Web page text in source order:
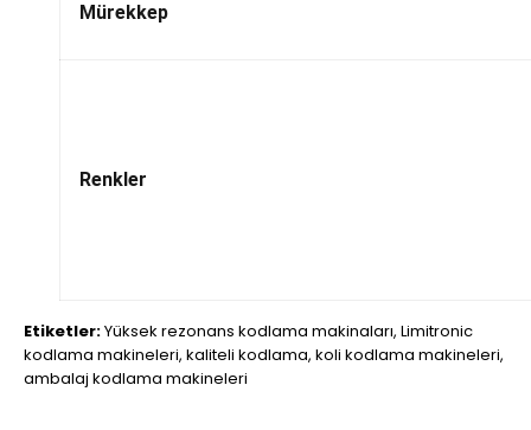
Mürekkep
Renkler
Etiketler:Yüksek rezonans kodlama makinaları, Limitronic
kodlama makineleri, kaliteli kodlama, koli kodlama makineleri,
ambalaj kodlama makineleri